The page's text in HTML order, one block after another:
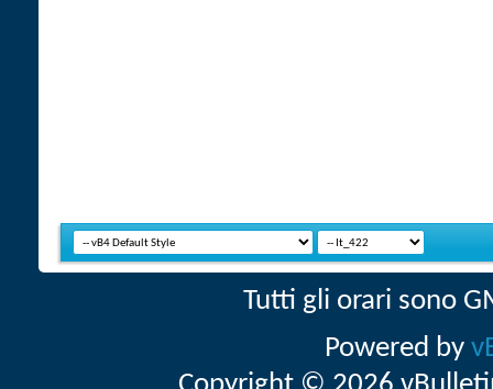
Tutti gli orari sono
Powered by